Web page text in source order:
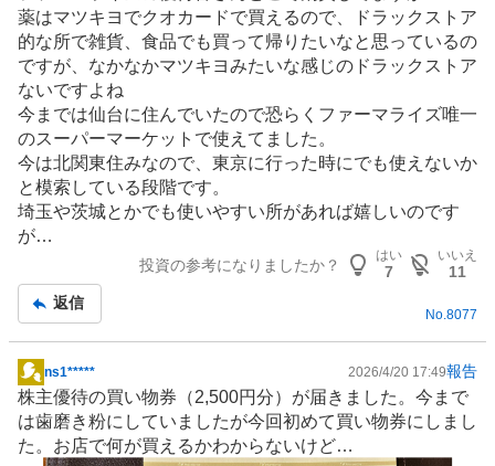
板
記
事
薬はマツキヨでクオカードで買えるので、ドラックストア
的な所で雑貨 食品でも買って帰りたいなと思っているの
ですが、なかなかマツキヨみたいな感じのドラックストア
ないですよね
今までは仙台に住んでいたので恐らくファーマライズ唯一
のスーパーマーケット で使えてました。
今は北関東住みなので、東京に行った時にでも使えないか
と模索している段階です。
埼玉や茨城とかでも使いやすい所があれば嬉しいのです
が…
投資の参考になりましたか？
はい
7
いいえ
11
返信
No. 8077
掲
示
板
記
ns1***** 2026/4/20 17:49報告
株主優待の買い物券（2,500円分）が届きました。今まで
は歯磨き粉にしていましたが今回初めて買い物券にしまし
た。お店で何が買えるかわからないけど…